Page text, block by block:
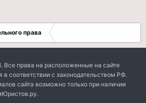
права
права на расположенные на сайте
соответствии с законодательством РФ.
сайта возможно только при наличии